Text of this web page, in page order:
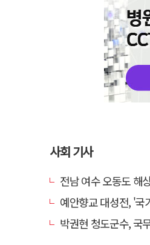
사회 기사
전남 여수 오동도 해상
예안향교 대성전, '국
박권현 청도군수, 국무